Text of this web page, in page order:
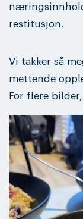
restitusjon.
Vi takker så
mettende
For flere